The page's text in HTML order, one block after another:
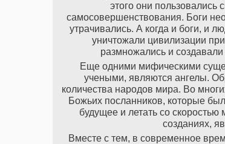
этого они
самосовершенствования. Боги
утрачивались. А когда и боги, и
уничтожали цивилизации
размножались и
Еще одними мифическими
учеными, являются ангелы.
количества народов мира. Во
Божьих посланников, которые
будущее и летать со
созданиях,
Вместе с тем, в современное